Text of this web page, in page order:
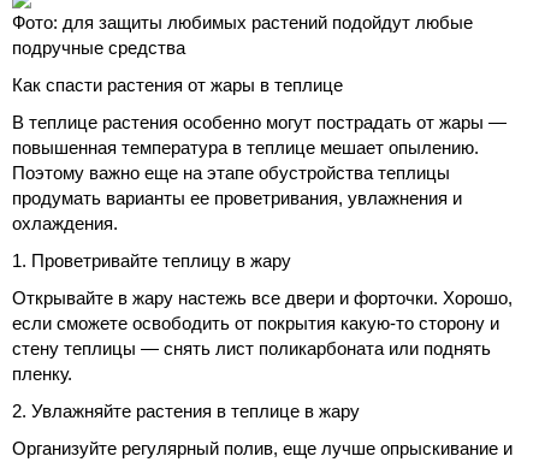
Фото: для защиты любимых растений подойдут любые
подручные средства
Как спасти растения от жары в теплице
В теплице растения особенно могут пострадать от жары —
повышенная температура в теплице мешает опылению.
Поэтому важно еще на этапе обустройства теплицы
продумать варианты ее проветривания, увлажнения и
охлаждения.
1. Проветривайте теплицу в жару
Открывайте в жару настежь все двери и форточки. Хорошо,
если сможете освободить от покрытия какую-то сторону и
стену теплицы — снять лист поликарбоната или поднять
пленку.
2. Увлажняйте растения в теплице в жару
Организуйте регулярный полив, еще лучше опрыскивание и